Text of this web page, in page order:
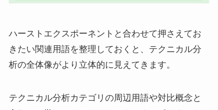
ハーストエクスポーネントと合わせて押さえてお
きたい関連用語を整理しておくと、テクニカル分
析の全体像がより立体的に見えてきます。
テクニカル分析カテゴリの周辺用語や対比概念と